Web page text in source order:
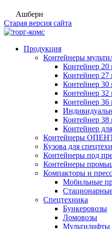
Ашберн
Старая версия сайта
Продукция
Контейнеры
Контейнер 20
Контейнер 27
Контейнер 30
Контейнер 32
Контейнер 36
Контейнер 38
Контейнер
Контейнеры
Кузова для
Контейнеры под
Контейнеры
Компакторы и
Мобильные
Спецтехника
Бункеровозы
Ломовозы
Мультилифты